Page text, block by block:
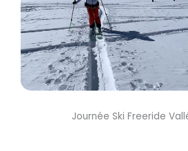
Journée Ski Freeride